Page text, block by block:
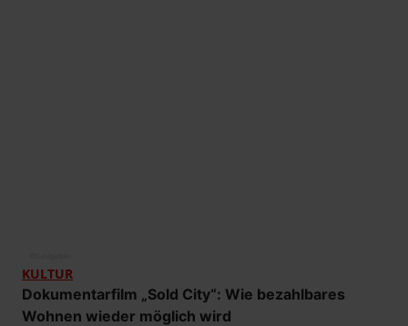
KULTUR
Dokumentarfilm „Sold City“: Wie bezahlbares
Wohnen wieder möglich wird